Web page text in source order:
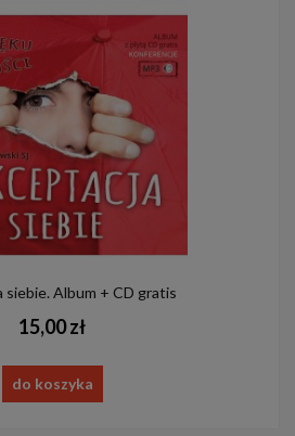
siebie. Album + CD gratis
15,00 zł
do koszyka